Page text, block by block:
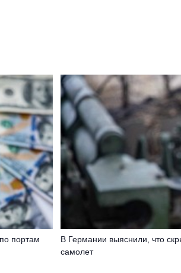
портам
В Германии выяснили, что
самолет